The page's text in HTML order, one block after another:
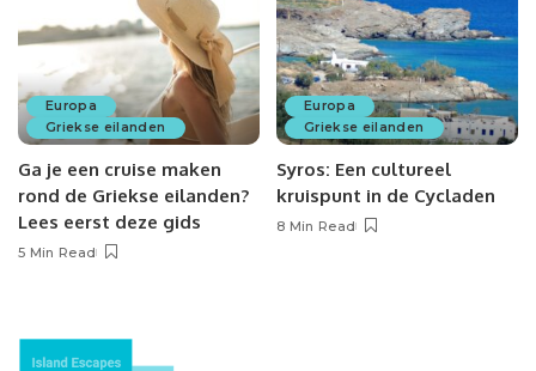
Europa
Griekse eilanden
Ga je een cruise maken
rond de Griekse eilanden?
Lees eerst deze gids
5 Min Read
Europa
Griekse eilanden
Syros: Een cultureel
kruispunt in de Cycladen
8 Min Read